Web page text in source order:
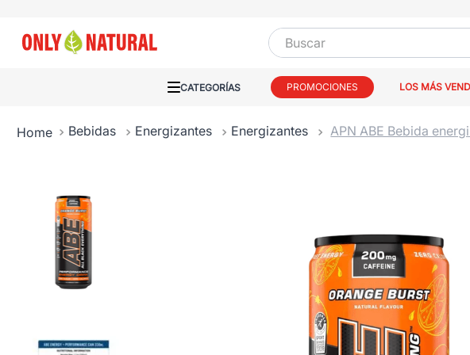
Buscar
PROMOCIONES LOS MÁS
Bebidas Energizantes Energizantes APN ABE Bebida